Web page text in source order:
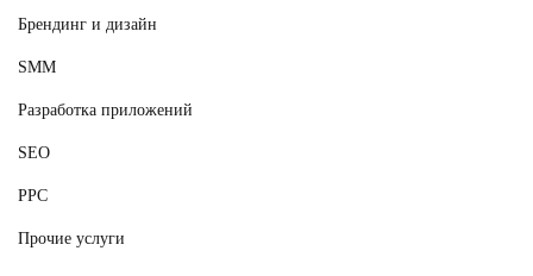
Брендинг и дизайн
SMM
Разработка приложений
SEO
PPC
Прочие услуги